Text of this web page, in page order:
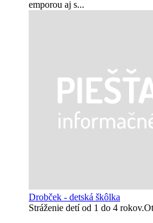
emporou aj s...
Drobček - detská škôlka
Stráženie detí od 1 do 4